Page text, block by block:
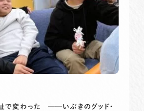
で変わった ──いぶきのグッド・